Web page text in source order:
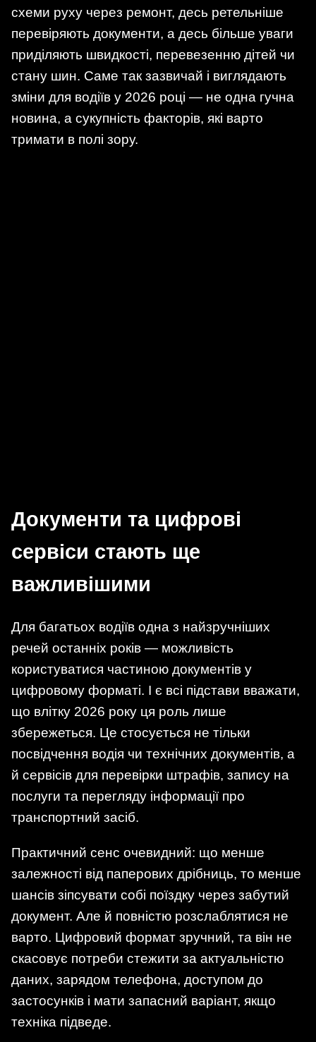
схеми руху через ремонт, десь ретельніше
перевіряють документи, а десь більше уваги
приділяють швидкості, перевезенню дітей чи
стану шин. Саме так зазвичай і виглядають
зміни для водіїв у 2026 році — не одна гучна
новина, а сукупність факторів, які варто
тримати в полі зору.
Документи та цифрові
сервіси стають ще
важливішими
Для багатьох водіїв одна з найзручніших
речей останніх років — можливість
користуватися частиною документів у
цифровому форматі. І є всі підстави вважати,
що влітку 2026 року ця роль лише
збережеться. Це стосується не тільки
посвідчення водія чи технічних документів, а
й сервісів для перевірки штрафів, запису на
послуги та перегляду інформації про
транспортний засіб.
Практичний сенс очевидний: що менше
залежності від паперових дрібниць, то менше
шансів зіпсувати собі поїздку через забутий
документ. Але й повністю розслаблятися не
варто. Цифровий формат зручний, та він не
скасовує потреби стежити за актуальністю
даних, зарядом телефона, доступом до
застосунків і мати запасний варіант, якщо
техніка підведе.